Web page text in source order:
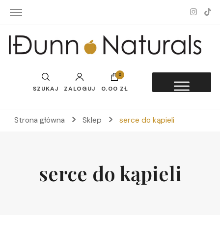
Idunn-Naturals
SZUKAJ ZALOGUJ
0
0,00 ZŁ
Strona główna Sklep serce do kąpieli
serce do kąpieli